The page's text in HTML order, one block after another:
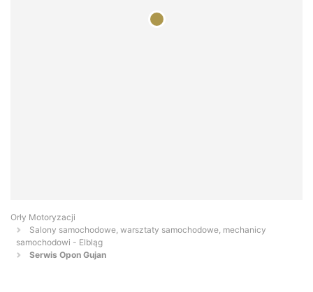
Orły Motoryzacji
Salony samochodowe, warsztaty samochodowe, mechanicy
samochodowi - Elbląg
Serwis Opon Gujan